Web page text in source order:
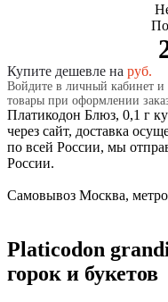
Купите дешевле на руб.
Войдите в личный кабинет и
товары при оформлении
Платикодон Блюз, 0,1 г
через сайт, доставка
по всей России, мы
России.
Самовывоз Москва,
Platicodon
горок и букетов